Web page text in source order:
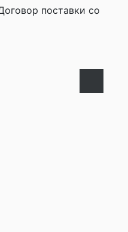
поставки со